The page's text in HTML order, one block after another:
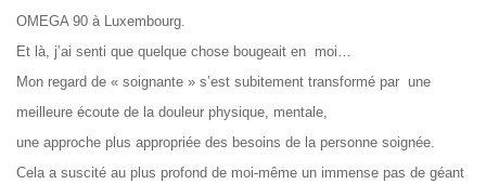
OMEGA 90 à Luxembourg.
Et là, j’ai senti que quelque chose bougeait en moi…
Mon regard de « soignante » s’est subitement transformé par une
meilleure écoute de la douleur physique, mentale,
une approche plus appropriée des besoins de la personne soignée.
Cela a suscité au plus profond de moi-même un immense pas de géant